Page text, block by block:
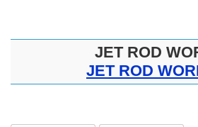
JET ROD
JET ROD